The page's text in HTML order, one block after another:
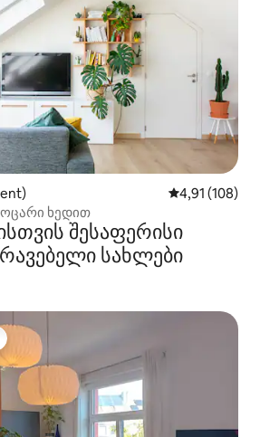
საშუალო
4,91 (108)
ხედით
შესაფერისი
სახლები